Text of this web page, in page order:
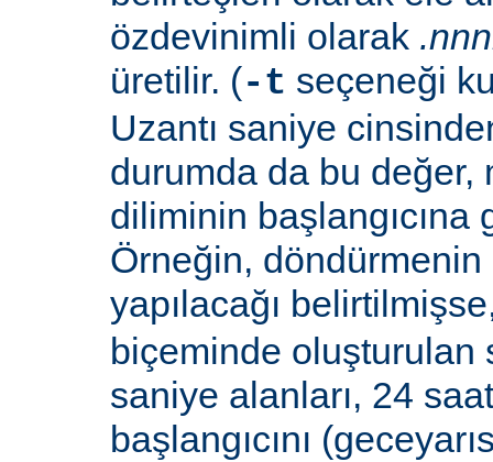
özdevinimli olarak
üretilir. (-t seçeneği
Uzantı saniye
durumda da bu değer,
diliminin başlangıcına
Örneğin,
yapılacağı
biçeminde oluşturulan
saniye alanları, 24
başlangıcını